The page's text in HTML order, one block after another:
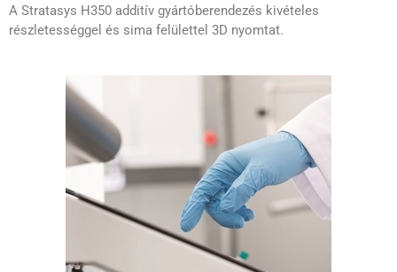
A Stratasys H350 additív gyártóberendezés kivételes
részletességgel és sima felülettel 3D nyomtat.